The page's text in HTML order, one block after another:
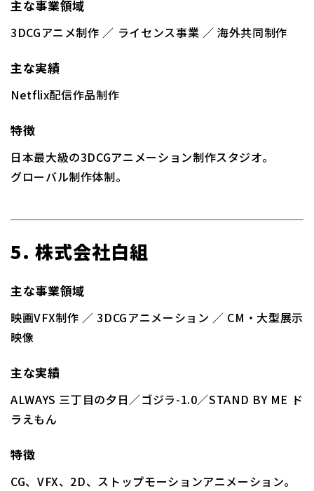
主な事業領域
3DCGアニメ制作 ／ ライセンス事業 ／ 海外共同制作
主な実績
Netflix配信作品制作
特徴
日本最大級の3DCGアニメーション制作スタジオ。
グローバル制作体制。
5. 株式会社白組
主な事業領域
映画VFX制作 ／ 3DCGアニメーション ／ CM・大型展示
映像
主な実績
ALWAYS 三丁目の夕日／ゴジラ-1.0／STAND BY ME ド
ラえもん
特徴
CG、VFX、2D、ストップモーションアニメーション。